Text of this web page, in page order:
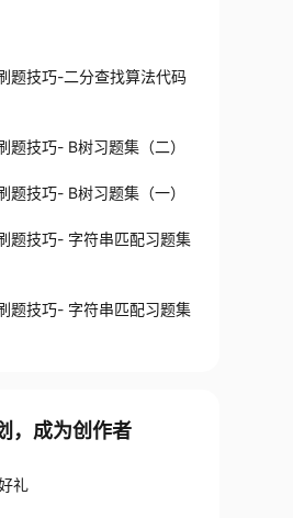
题技巧-二分查找算法代码
题技巧- B树习题集（二）
题技巧- B树习题集（一）
题技巧- 字符串匹配习题集
题技巧- 字符串匹配习题集
，成为创作者
礼